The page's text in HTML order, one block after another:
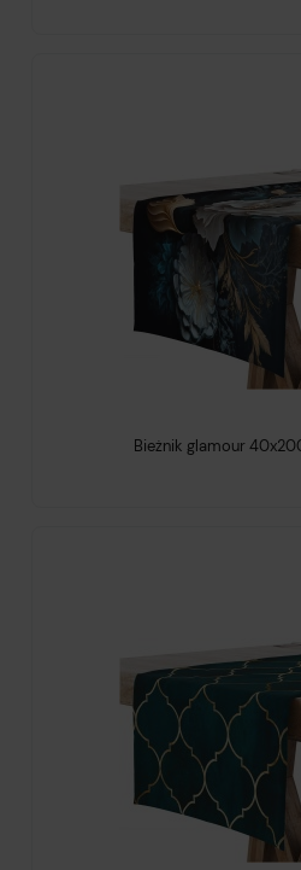
Bieżnik glamour